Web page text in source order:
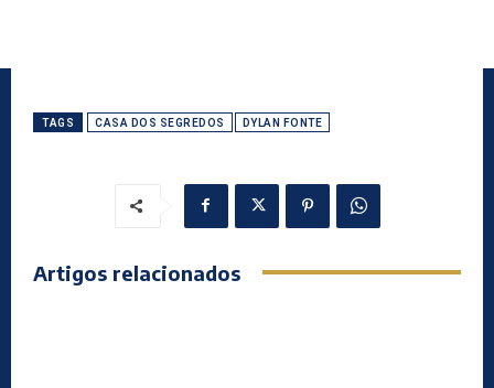
TAGS CASA DOS SEGREDOS DYLAN FONTE
Artigos relacionados